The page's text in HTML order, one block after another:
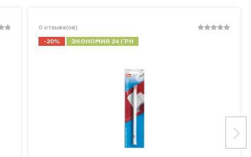
0 отзыва(ов)
-20%
ЭКОНОМИЯ 24 ГРН